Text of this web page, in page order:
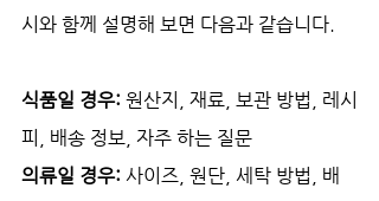
시와 함께 설명해 보면 다음과 같습니다.
식품일 경우: 원산지, 재료, 보관 방법, 레시
피, 배송 정보, 자주 하는 질문
의류일 경우: 사이즈, 원단, 세탁 방법, 배